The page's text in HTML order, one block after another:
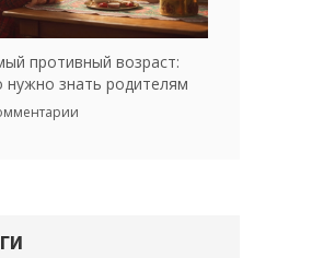
противный возраст:
нужно знать родителям